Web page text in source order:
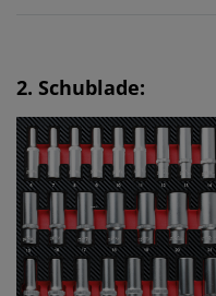
2. Schublade: